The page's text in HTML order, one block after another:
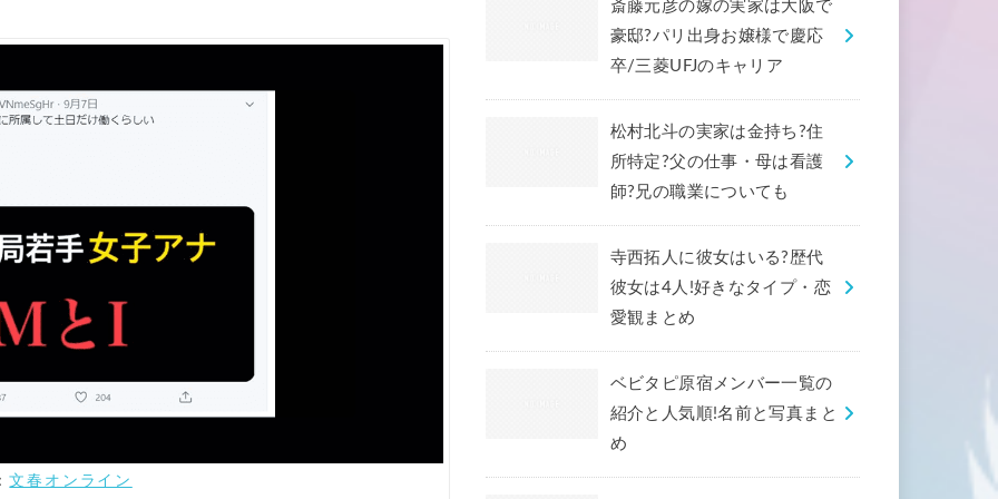
文春オンライン
斎藤元彦の嫁の実家は大阪で
豪邸?パリ出身お嬢様で慶応
卒/三菱UFJのキャリア
松村北斗の実家は金持ち?住
所特定?父の仕事・母は看護
師?兄の職業についても
寺西拓人に彼女はいる?歴代
彼女は4人!好きなタイプ・恋
愛観まとめ
ベビタピ原宿メンバー一覧の
紹介と人気順!名前と写真まと
め